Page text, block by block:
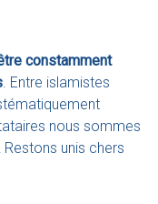
constamment
. Entre islamistes
nous sommes
unis chers